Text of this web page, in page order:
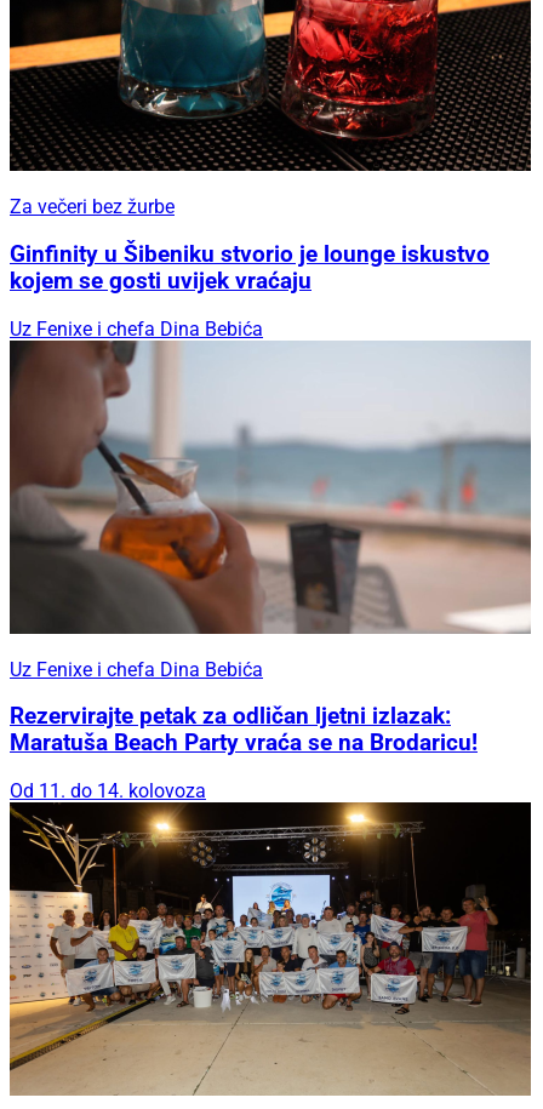
Za večeri bez žurbe
Ginfinity u Šibeniku stvorio je lounge iskustvo
kojem se gosti uvijek vraćaju
Uz Fenixe i chefa Dina Bebića
Uz Fenixe i chefa Dina Bebića
Rezervirajte petak za odličan ljetni izlazak:
Maratuša Beach Party vraća se na Brodaricu!
Od 11. do 14. kolovoza